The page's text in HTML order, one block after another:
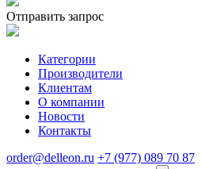
Отправить запрос
Категории
Производители
Клиентам
О компании
Новости
Контакты
order@delleon.ru +7 (977) 089 70 87